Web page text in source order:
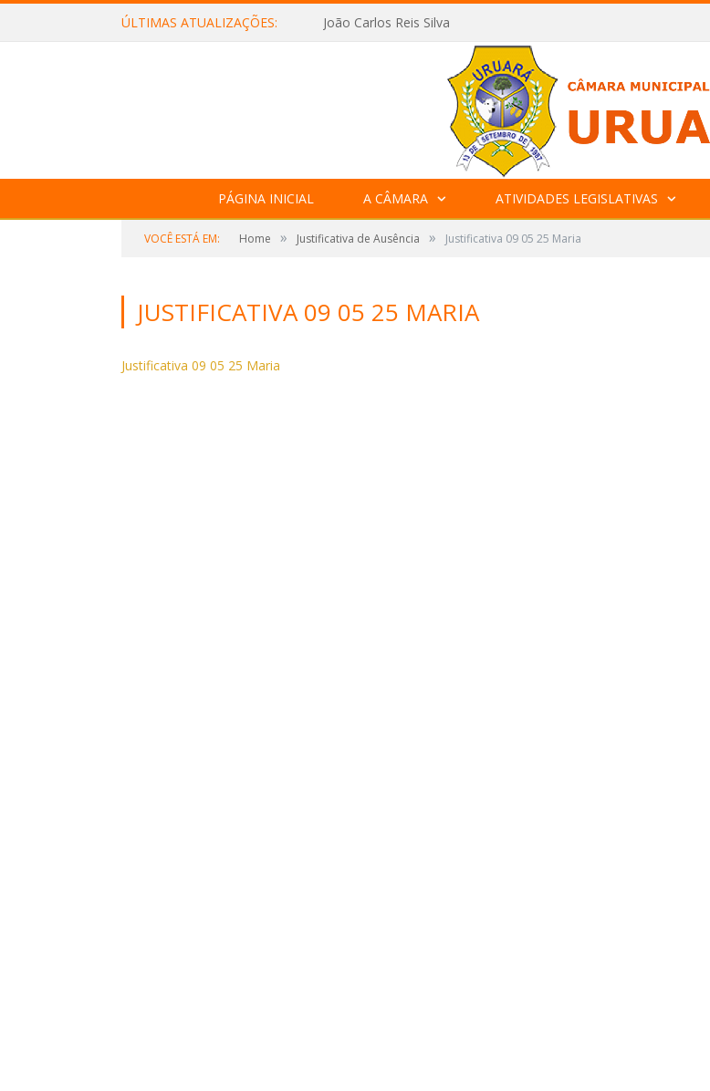
ÚLTIMAS ATUALIZAÇÕES: João Carlos Reis Silva
PÁGINA INICIAL A CÂMARA ATIVIDADES LEGISLATIVAS
VOCÊ ESTÁ EM: Home » Justificativa de Ausência » Justificativa 09 05 25 Maria
JUSTIFICATIVA 09 05 25 MARIA
Justificativa 09 05 25 Maria